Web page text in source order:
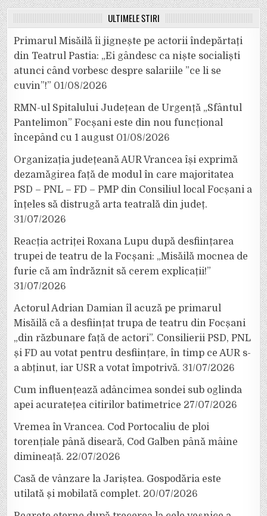
ULTIMELE ȘTIRI
Primarul Misăilă îi jignește pe actorii îndepărtați
din Teatrul Pastia: „Ei gândesc ca niște socialiști
atunci când vorbesc despre salariile ”ce li se
cuvin”!” 01/08/2026
RMN-ul Spitalului Județean de Urgență „Sfântul
Pantelimon” Focșani este din nou funcțional
începând cu 1 august 01/08/2026
Organizația județeană AUR Vrancea își exprimă
dezamăgirea față de modul în care majoritatea
PSD – PNL – FD – PMP din Consiliul local Focșani a
înțeles să distrugă arta teatrală din județ.
31/07/2026
Reacția actriței Roxana Lupu după desființarea
trupei de teatru de la Focșani: „Misăilă mocnea de
furie că am îndrăznit să cerem explicații!”
31/07/2026
Actorul Adrian Damian îl acuză pe primarul
Misăilă că a desființat trupa de teatru din Focșani
„din răzbunare față de actori”. Consilierii PSD, PNL
și FD au votat pentru desființare, în timp ce AUR s-
a abținut, iar USR a votat împotrivă. 31/07/2026
Cum influențează adâncimea sondei sub oglinda
apei acuratețea citirilor batimetrice 27/07/2026
Vremea în Vrancea. Cod Portocaliu de ploi
torențiale până diseară, Cod Galben până mâine
dimineață. 22/07/2026
Casă de vânzare la Jariștea. Gospodăria este
utilată și mobilată complet. 20/07/2026